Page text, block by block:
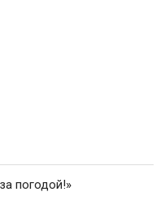
погодой!»